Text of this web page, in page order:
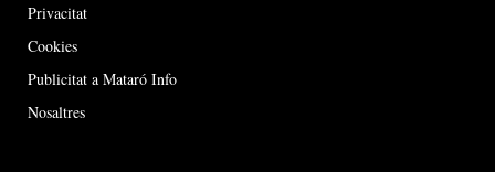
Privacitat
Cookies
Publicitat a Mataró Info
Nosaltres